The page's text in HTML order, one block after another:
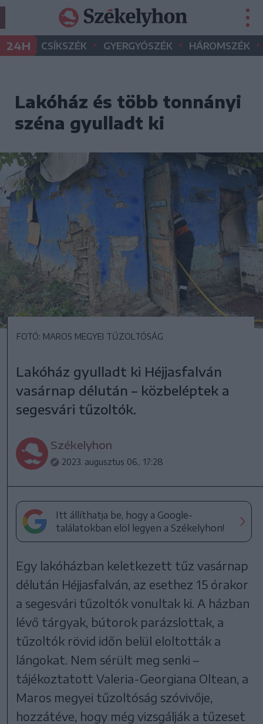
24H CSÍKSZÉK • GYERGYÓSZÉK • HÁROMSZÉK •
Lakóház és több tonnányi
széna gyulladt ki
FOTÓ: MAROS MEGYEI TŰZOLTÓSÁG
Lakóház gyulladt ki Héjjasfalván
vasárnap délután – közbeléptek a
segesvári tűzoltók.
Székelyhon
2023. augusztus 06., 17:28
Itt állíthatja be, hogy a Google-
találatokban elöl legyen a Székelyhon!
Egy lakóházban keletkezett tűz vasárnap
délután Héjjasfalván, az esethez 15 órakor
a segesvári tűzoltók vonultak ki. A házban
lévő tárgyak, bútorok parázslottak, a
tűzoltók rövid időn belül eloltották a
lángokat. Nem sérült meg senki –
tájékoztatott Valeria-Georgiana Oltean, a
Maros megyei tűzoltóság szóvivője,
hozzátéve, hogy még vizsgálják a tűzeset